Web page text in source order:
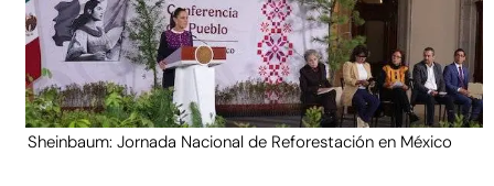
Sheinbaum: Jornada Nacional de Reforestación en México